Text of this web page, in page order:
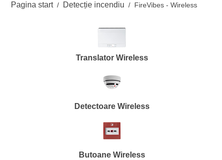
Pagina start / Detecție incendiu / FireVibes - Wireless
Translator Wireless
Detectoare Wireless
Butoane Wireless